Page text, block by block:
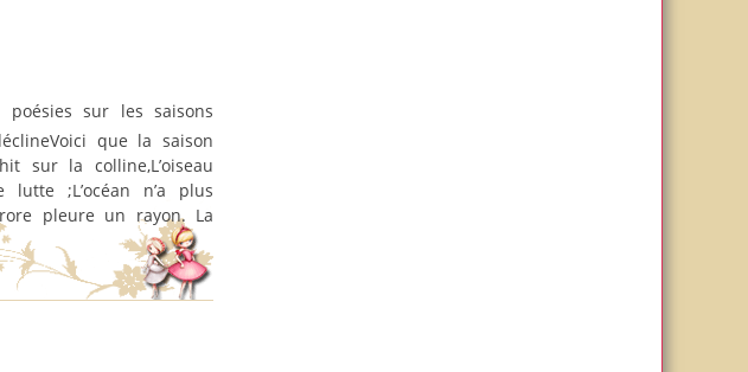
que la saison
sur la colline,L’oiseau
;L’océan n’a plus
pleure un rayon. La